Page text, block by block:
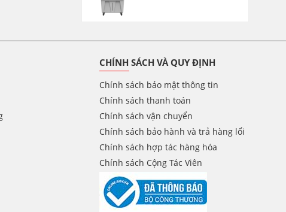
CHÍNH SÁCH VÀ QUY ĐỊNH
Chính sách bảo mật thông tin
Chính sách thanh toán
Chính sách vận chuyển
Chính sách bảo hành và trả hàng lổi
Chính sách hợp tác hàng hóa
Chính sách Cộng Tác Viên